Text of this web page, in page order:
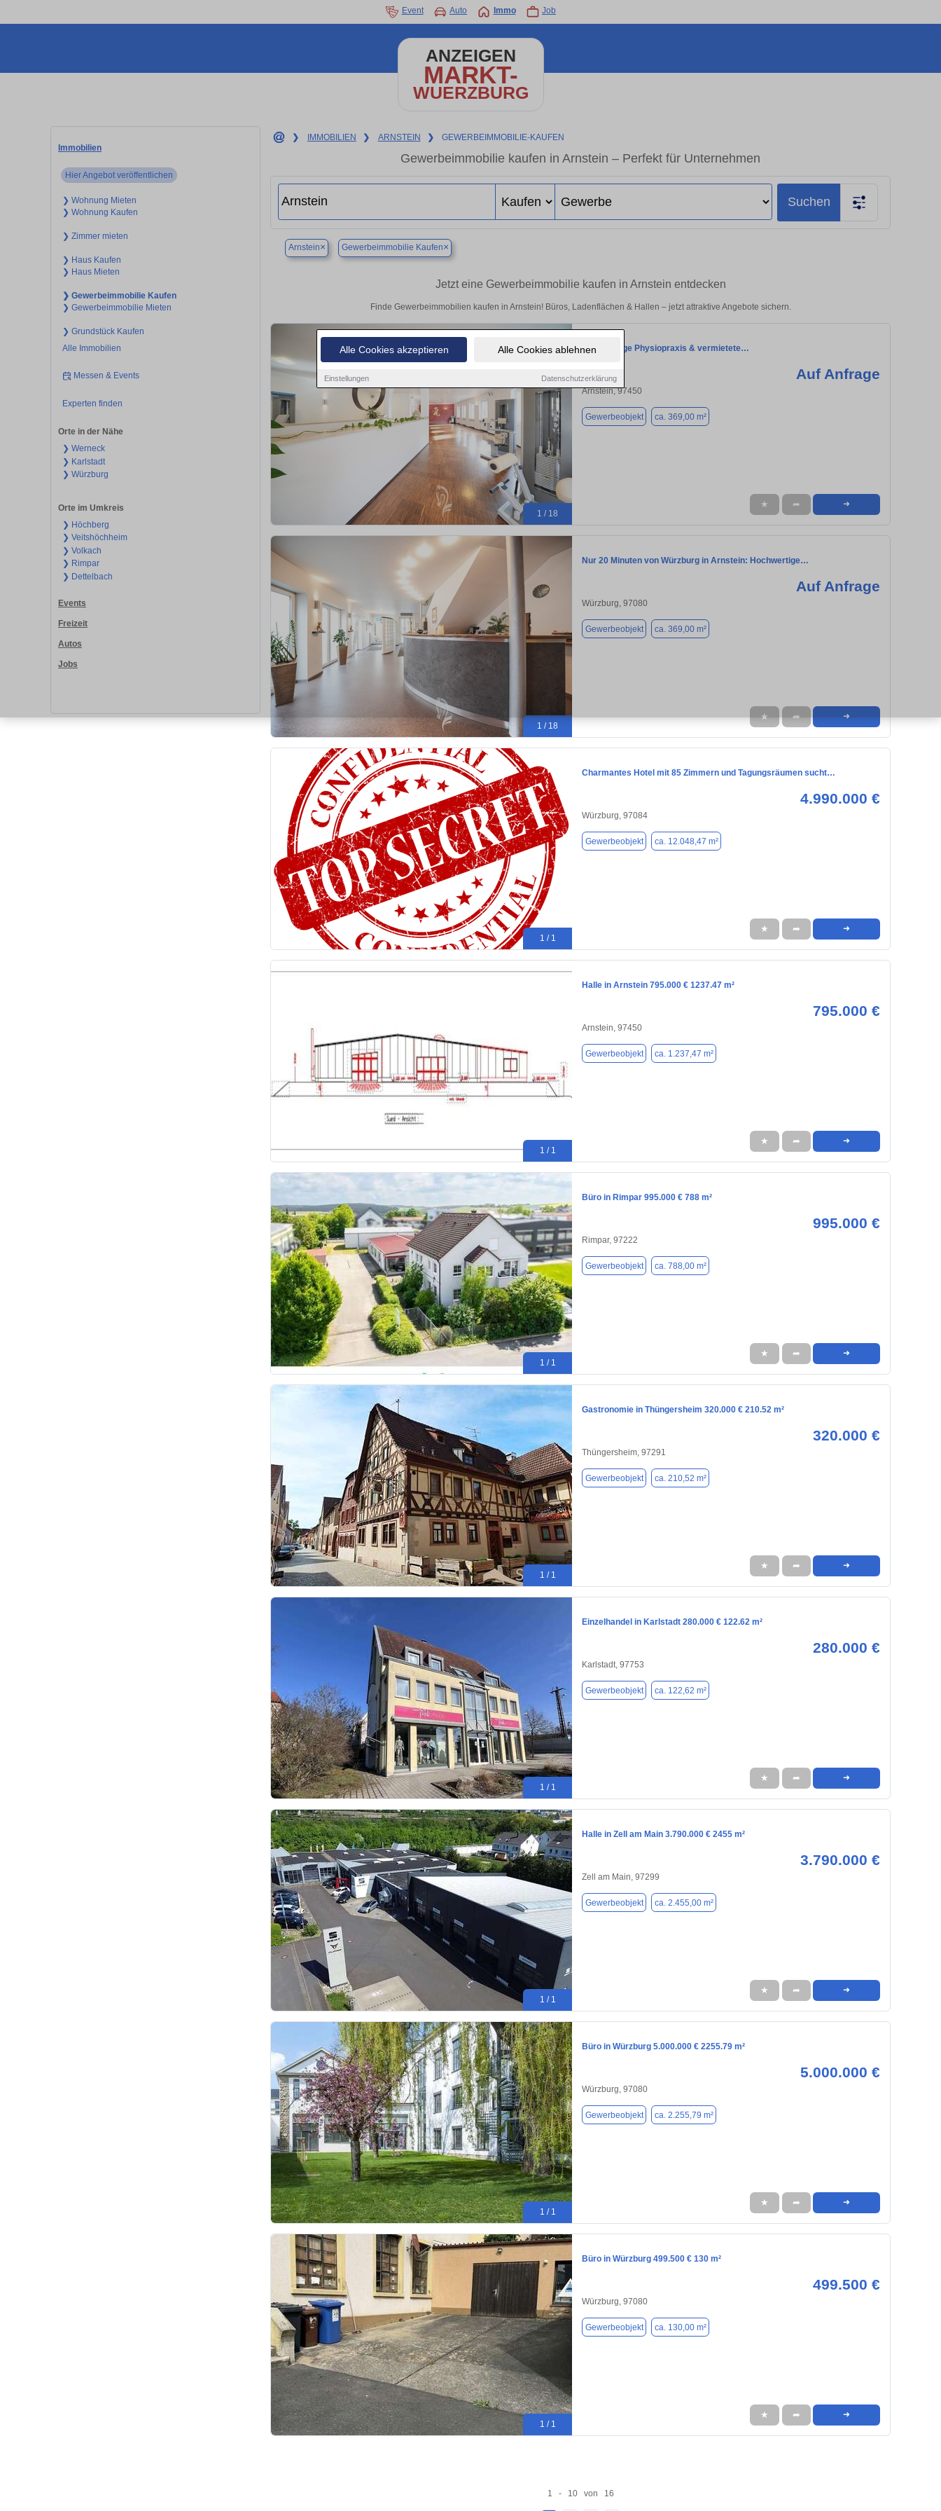
Alle Cookies akzeptieren Alle Cookies ablehnen
Einstellungen Datenschutzerklärung
Event Auto Immo Job
ANZEIGEN
MARKT-
WUERZBURG
Immobilien
Hier Angebot veröffentlichen
❯ Wohnung Mieten
❯ Wohnung Kaufen
❯ Zimmer mieten
❯ Haus Kaufen
❯ Haus Mieten
❯ Gewerbeimmobilie Kaufen
❯ Gewerbeimmobilie Mieten
❯ Grundstück Kaufen
Alle Immobilien
Messen & Events
Experten finden
Orte in der Nähe
❯ Werneck
❯ Karlstadt
❯ Würzburg
Orte im Umkreis
❯ Höchberg
❯ Veitshöchheim
❯ Volkach
❯ Rimpar
❯ Dettelbach
Events
Freizeit
Autos
Jobs
❯ IMMOBILIEN ❯ ARNSTEIN ❯ GEWERBEIMMOBILIE-KAUFEN
Gewerbeimmobilie kaufen in Arnstein – Perfekt für Unternehmen
Suchen
Arnstein× Gewerbeimmobilie Kaufen×
Jetzt eine Gewerbeimmobilie kaufen in Arnstein entdecken
Finde Gewerbeimmobilien kaufen in Arnstein! Büros, Ladenflächen & Hallen – jetzt attraktive Angebote sichern.
1 / 18
Hochwertige Physiopraxis & vermietete…
Auf Anfrage
Arnstein, 97450
Gewerbeobjekt ca. 369,00 m²
★ ➦ ➜
1 / 18
Nur 20 Minuten von Würzburg in Arnstein: Hochwertige…
Auf Anfrage
Würzburg, 97080
Gewerbeobjekt ca. 369,00 m²
★ ➦ ➜
1 / 1
Charmantes Hotel mit 85 Zimmern und Tagungsräumen sucht…
4.990.000 €
Würzburg, 97084
Gewerbeobjekt ca. 12.048,47 m²
★ ➦ ➜
1 / 1
Halle in Arnstein 795.000 € 1237.47 m²
795.000 €
Arnstein, 97450
Gewerbeobjekt ca. 1.237,47 m²
★ ➦ ➜
1 / 1
Büro in Rimpar 995.000 € 788 m²
995.000 €
Rimpar, 97222
Gewerbeobjekt ca. 788,00 m²
★ ➦ ➜
1 / 1
Gastronomie in Thüngersheim 320.000 € 210.52 m²
320.000 €
Thüngersheim, 97291
Gewerbeobjekt ca. 210,52 m²
★ ➦ ➜
1 / 1
Einzelhandel in Karlstadt 280.000 € 122.62 m²
280.000 €
Karlstadt, 97753
Gewerbeobjekt ca. 122,62 m²
★ ➦ ➜
1 / 1
Halle in Zell am Main 3.790.000 € 2455 m²
3.790.000 €
Zell am Main, 97299
Gewerbeobjekt ca. 2.455,00 m²
★ ➦ ➜
1 / 1
Büro in Würzburg 5.000.000 € 2255.79 m²
5.000.000 €
Würzburg, 97080
Gewerbeobjekt ca. 2.255,79 m²
★ ➦ ➜
1 / 1
Büro in Würzburg 499.500 € 130 m²
499.500 €
Würzburg, 97080
Gewerbeobjekt ca. 130,00 m²
★ ➦ ➜
1 - 10 von 16